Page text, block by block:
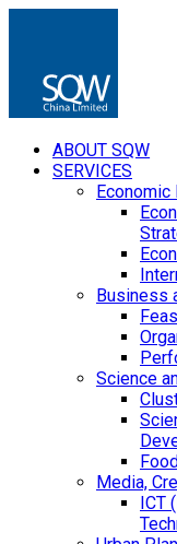
ABOUT SQW
SERVICES
Economic
Business
Science
Media,
ICT